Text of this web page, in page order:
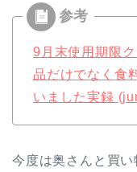
9月末使用期限
品だけでなく食
いました実録
今度は奥さんと買